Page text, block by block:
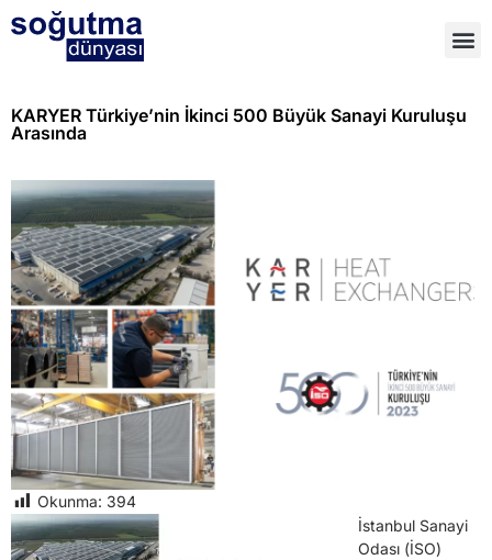
KARYER Türkiye’nin İkinci 500 Büyük Sanayi Kuruluşu
Arasında
Okunma: 394
İstanbul Sanayi
Odası (İSO)